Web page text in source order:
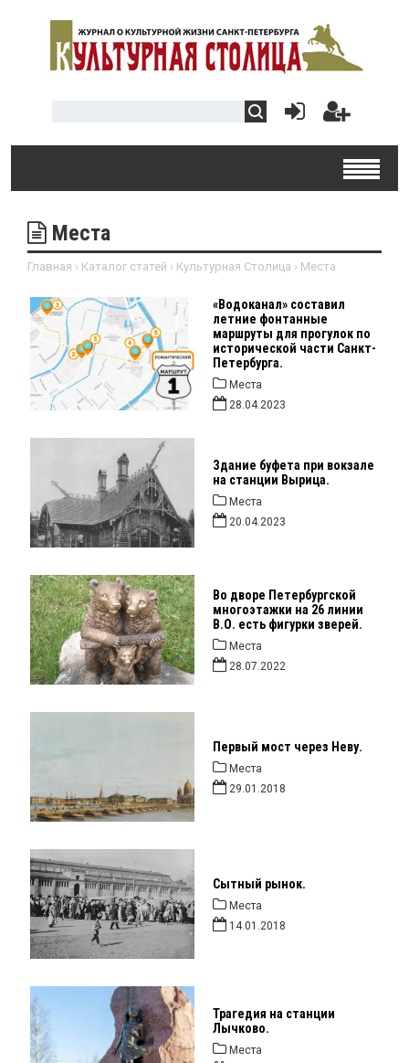
Места
Главная › Каталог статей › Культурная Столица › Места
«Водоканал» составил
летние фонтанные
маршруты для прогулок по
исторической части Санкт-
Петербурга.
Места
28.04.2023
Здание буфета при вокзале
на станции Вырица.
Места
20.04.2023
Во дворе Петербургской
многоэтажки на 26 линии
В.О. есть фигурки зверей.
Места
28.07.2022
Первый мост через Неву.
Места
29.01.2018
Сытный рынок.
Места
14.01.2018
Трагедия на станции
Лычково.
Места